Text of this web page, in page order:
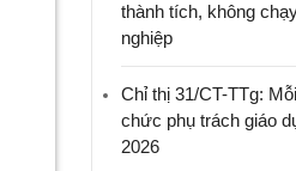
thành tích, không
nghiệp
Chỉ thị 31/CT-TTg:
chức phụ trách giáo
2026